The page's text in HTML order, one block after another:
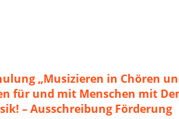
„Musizieren in Chören
für und mit Menschen mit
– Ausschreibung Förderung